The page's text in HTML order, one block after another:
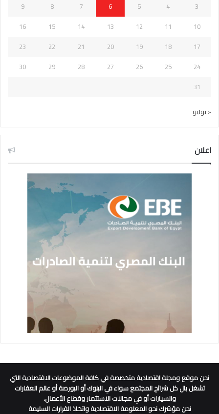
3
4
5
6
7
8
9
10
11
12
13
14
15
16
17
18
19
20
21
22
23
24
25
26
27
28
29
30
31
« يوليو
اعلان
نحن موقع ومجلة اقتصادية متخصصة في كافة الموضوعات الاقتصادية التي
تشغل بال كل شرائح المجتمع سواء في البنوك أو البورصة أو عالم العقارات
والسيارات أو في مجالات الاستثمار وقطاع الأعمال.
نحن مؤشرك نحو المعلومة الاقتصادية واتخاذ القرارات السليمة